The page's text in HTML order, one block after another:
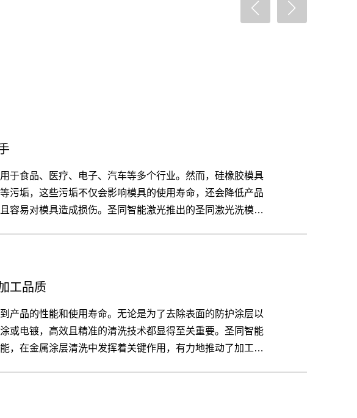
于食品、医疗、电子、汽车等多个行业。然而，硅橡胶模具
污垢，这些污垢不仅会影响模具的使用寿命，还会降低产品
容易对模具造成损伤。圣同智能激光推出的圣同激光洗模
工品质
产品的性能和使用寿命。无论是为了去除表面的防护涂层以
或电镀，高效且精准的清洗技术都显得至关重要。圣同智能
，在金属涂层清洗中发挥着关键作用，有力地推动了加工品